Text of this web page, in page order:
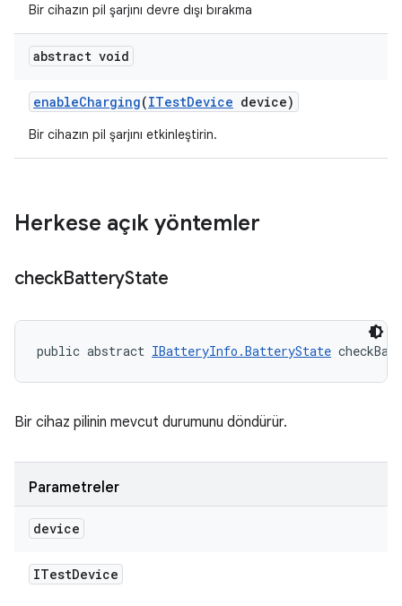
Bir cihazın pil şarjını devre dışı bırakma
abstract void
enableCharging(ITestDevice device)
Bir cihazın pil şarjını etkinleştirin.
Herkese açık yöntemler
checkBatteryState
public abstract IBatteryInfo.BatteryState
Bir cihaz pilinin mevcut durumunu döndürür.
Parametreler
device
ITestDevice